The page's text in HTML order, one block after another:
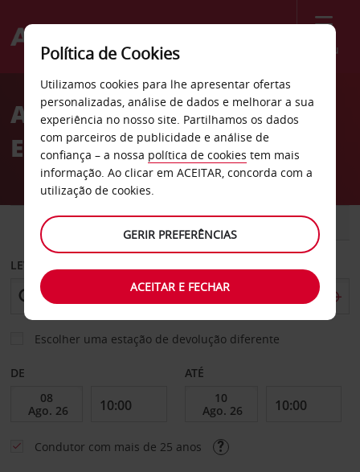
Menu
Welcome
AvisALUGAR CARROS NA
EUROPA COM A AVIS
CARRO COMERCIAIS
LEVANTAR EM
Escolher uma estação de devolução diferente
DE ATÉ
Condutor com mais de 25 anos
Política de Cookies
Utilizamos cookies para lhe apresentar ofertas
personalizadas, análise de dados e melhorar a sua
experiência no nosso site. Partilhamos os dados
com parceiros de publicidade e análise de
confiança – a nossa política de cookies tem mais
informação. Ao clicar em ACEITAR, concorda com a
utilização de cookies.
GERIR PREFERÊNCIAS
ACEITAR E FECHAR